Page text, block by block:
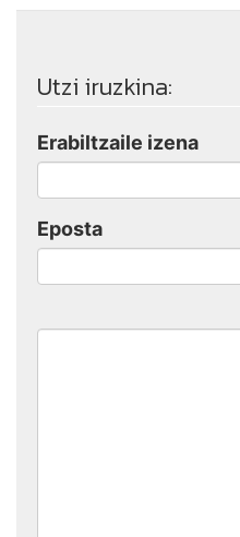
Utzi iruzkina:
Erabiltzaile izena
Eposta